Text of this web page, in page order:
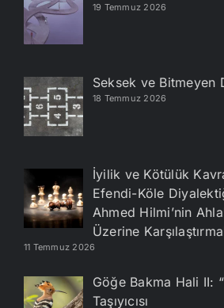
19 Temmuz 2026
Seksek ve Bitmeyen
18 Temmuz 2026
İyilik ve Kötülük
Efendi-Köle
Ahmed Hilmi’nin
Üzerine
11 Temmuz 2026
Göğe Bakma Hali II:
Taşıyıcısı